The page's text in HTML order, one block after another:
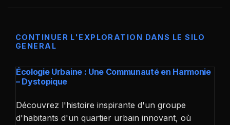
CONTINUER L'EXPLORATION DANS LE SILO
GENERAL
Écologie Urbaine : Une Communauté en Harmonie
– Dystopique
Découvrez l'histoire inspirante d'un groupe
d'habitants d'un quartier urbain innovant, où